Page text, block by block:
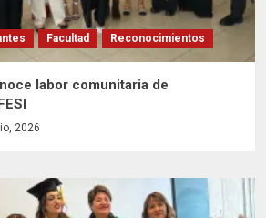
Facultad Reconocimientos
labor comunitaria de
2026